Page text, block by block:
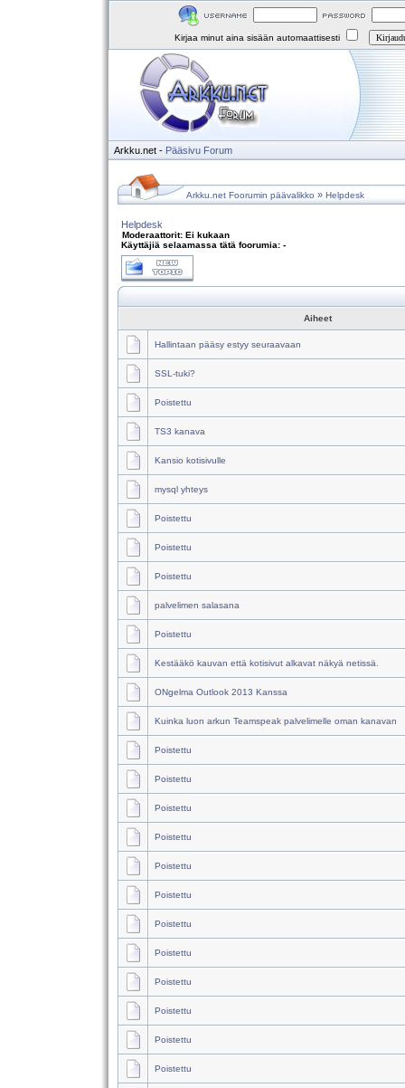
Kirjaa minut aina sisään automaattisesti
Arkku.net - Pääsivu Forum
Arkku.net Foorumin päävalikko » Helpdesk
Helpdesk
Moderaattorit: Ei kukaan
Käyttäjiä selaamassa tätä foorumia: -
Aiheet
Hallintaan pääsy estyy seuraavaan
SSL-tuki?
Poistettu
TS3 kanava
Kansio kotisivulle
mysql yhteys
Poistettu
Poistettu
Poistettu
palvelimen salasana
Poistettu
Kestääkö kauvan että kotisivut alkavat näkyä netissä.
ONgelma Outlook 2013 Kanssa
Kuinka luon arkun Teamspeak palvelimelle oman kanavan
Poistettu
Poistettu
Poistettu
Poistettu
Poistettu
Poistettu
Poistettu
Poistettu
Poistettu
Poistettu
Poistettu
Poistettu